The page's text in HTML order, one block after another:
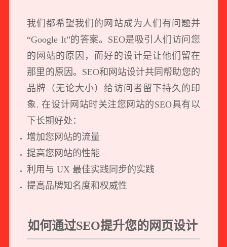
我们都希望我们的网站成为人们有问题并
“Google It”的答案。SEO是吸引人们访问您
的网站的原因，而好的设计是让他们留在
那里的原因。SEO和 网站设计共同帮助您的
品牌（无论大小）给访问者留下持久的印
象. 在设计网站时关注您网站的SEO具有以
下长期好处：
增加您网站的流量
提高您网站的性能
利用与 UX 最佳实践同步的实践
提高品牌知名度和权威性
如何通过SEO提升您的网页设计